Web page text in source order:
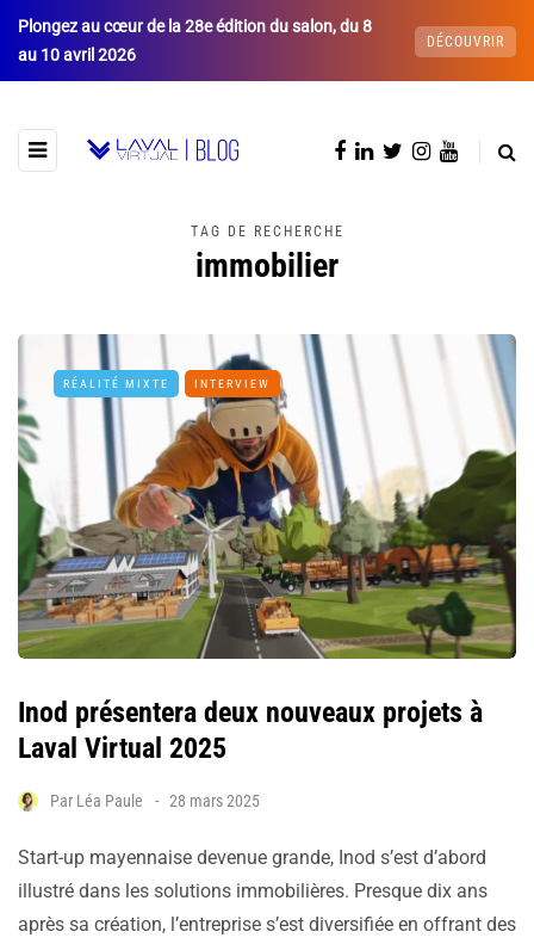
Plongez au cœur de la 28e édition du salon, du 8
au 10 avril 2026
DÉCOUVRIR
TAG DE RECHERCHE
immobilier
RÉALITÉ MIXTE INTERVIEW
Inod présentera deux nouveaux projets à
Laval Virtual 2025
Par Léa Paule 28 mars 2025
Start-up mayennaise devenue grande, Inod s’est d’abord
illustré dans les solutions immobilières. Presque dix ans
après sa création, l’entreprise s’est diversifiée en offrant des